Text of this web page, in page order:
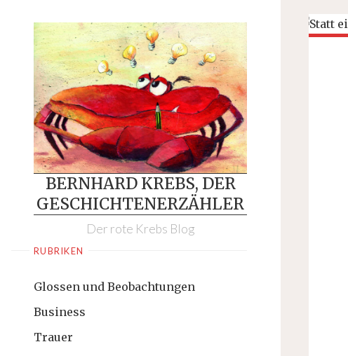
content
BERNHARD KREBS, DER
GESCHICHTENERZÄHLER
Der rote Krebs Blog
RUBRIKEN
Glossen und Beobachtungen
Business
Trauer